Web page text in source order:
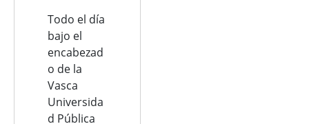
Todo el día
bajo el
encabezad
o de la
Vasca
Universida
d Pública